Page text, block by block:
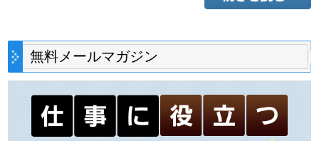
無料メールマガジン